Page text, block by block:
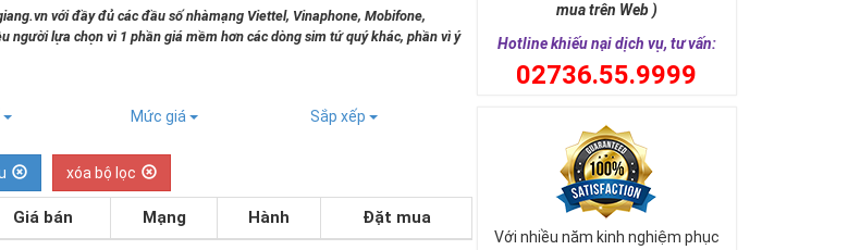
với đầy đủ các đầu số nhàmạng Viettel, Vinaphone, Mobifone,
người lựa chọn vì 1 phần giá mềm hơn các dòng sim tứ quý khác, phần vì ý
Mức giá Sắp xếp
xóa bộ lọc
Giá bán Mạng Hành Đặt mua
mua trên Web )
Hotline khiếu nại dịch vụ, tư vấn:
02736.55.9999
Với nhiều năm kinh nghiệm phục